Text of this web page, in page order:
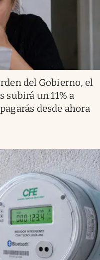
del Gobierno, el
subirá un 11% a
desde ahora